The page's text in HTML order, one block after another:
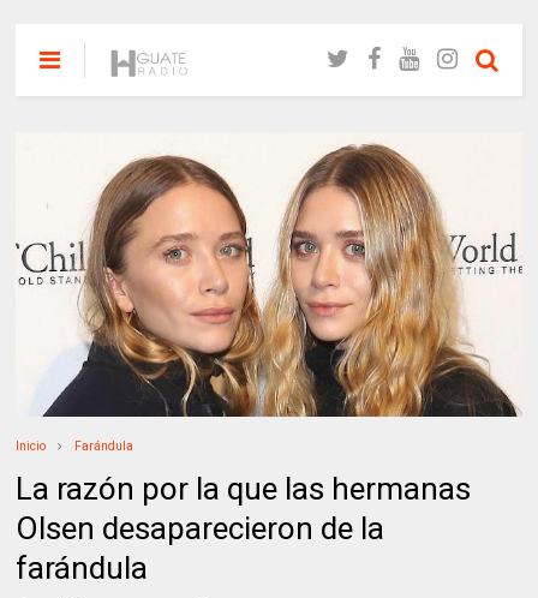
Inicio Farándula
La razón por la que las hermanas
Olsen desaparecieron de la
farándula